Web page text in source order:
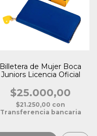
Billetera de Mujer Boca
Juniors Licencia Oficial
$25.000,00
$21.250,00 con
Transferencia bancaria